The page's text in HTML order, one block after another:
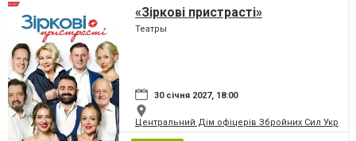
«Зіркові пристрасті»
Театры
30 січня 2027, 18:00
Центральний Дім офіцерів Збройних Сил